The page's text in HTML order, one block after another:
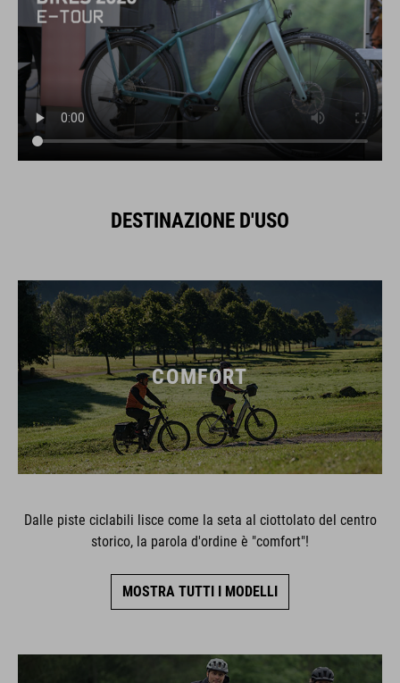
DESTINAZIONE D'USO
COMFORT
Dalle piste ciclabili lisce come la seta al ciottolato del centro
storico, la parola d'ordine è "comfort"!
MOSTRA TUTTI I MODELLI